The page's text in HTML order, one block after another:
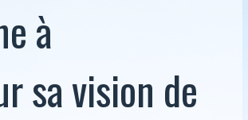
à
sa vision de